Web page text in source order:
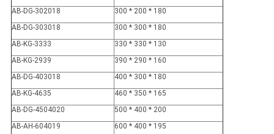
AB-DG-302018
300 * 200 * 180
AB-DG-303018
300 * 300 * 180
AB-KG-3333
330 * 330 * 130
AB-KG-2939
390 * 290 * 160
AB-DG-403018
400 * 300 * 180
AB-KG-4635
460 * 350 * 165
AB-DG-4504020
500 * 400 * 200
AB-AH-604019
600 * 400 * 195